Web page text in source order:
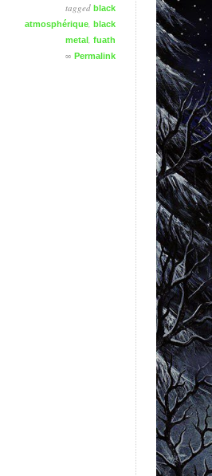
tagged black
atmosphérique black
metal fuath
∞ Permalink